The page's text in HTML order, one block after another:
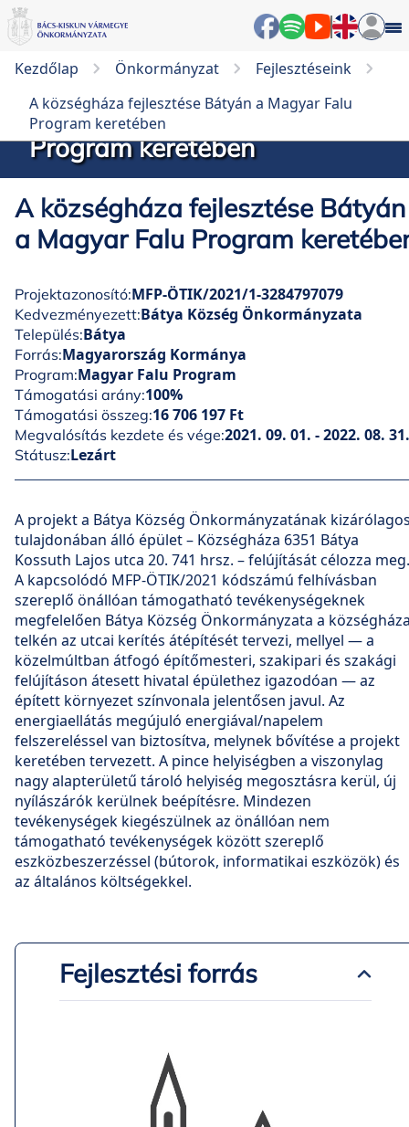
Kezdőlap Önkormányzat
Fejlesztéseink
A községháza fejlesztése Bátyán a Magyar Falu
Program keretében
A községháza fejlesztése
Bátyán a Magyar Falu
Program keretében
A községháza fejlesztése Bátyán
a Magyar Falu Program
Projektazonosító:MFP-ÖTIK/2021/1-3284797079
Kedvezményezett:Bátya Község Önkormányzata
Település:Bátya
Forrás:Magyarország Kormánya
Program:Magyar Falu Program
Támogatási arány:100%
Támogatási összeg:16 706 197 Ft
Megvalósítás kezdete és vége:2021. 09. 01. - 2022. 08. 31.
Státusz:Lezárt
A projekt a Bátya Község Önkormányzatának
tulajdonában álló épület – Községháza 6351 Bátya
Kossuth Lajos utca 20. 741 hrsz. – felújítását célozza meg.
A kapcsolódó MFP-ÖTIK/2021 kódszámú felhívásban
szereplő önállóan támogatható tevékenységeknek
megfelelően Bátya Község Önkormányzata a
telkén az utcai kerítés átépítését tervezi, mellyel — a
közelmúltban átfogó építőmesteri, szakipari és szakági
felújításon átesett hivatal épülethez igazodóan — az
épített környezet színvonala jelentősen javul. Az
energiaellátás megújuló energiával/napelem
felszereléssel van biztosítva, melynek bővítése a projekt
keretében tervezett. A pince helyiségben a viszonylag
nagy alapterületű tároló helyiség megosztásra kerül, új
nyílászárók kerülnek beépítésre. Mindezen
tevékenységek kiegészülnek az önállóan nem
támogatható tevékenységek között szereplő
eszközbeszerzéssel (bútorok, informatikai eszközök) és
az általános költségekkel.
Fejlesztési forrás